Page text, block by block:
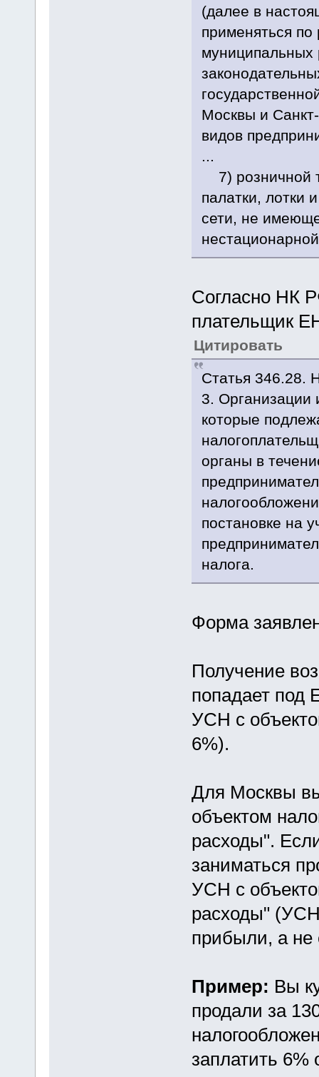
(далее в
применяться
муниципальных
Москвы и
видов
...
7) розничной
палатки, лотки
сети, не
Согласно НК
плательщик
Цитировать
Статья 346.28.
3. Организации
которые
органы в
постановке на
налога.
Форма
Получение
попадает под
УСН с
6%).
Для Москвы
объектом
расходы".
заниматься
УСН с
расходы" (УСН
прибыли, а не
Пример: Вы
продали за
заплатить 6%